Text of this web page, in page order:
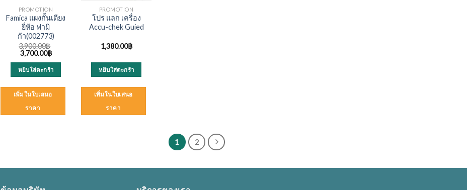
PROMOTION
Famica แผงกั้นเตียง
ยี่ห้อ ฟามิ
ก้า(002773)
3,900.00฿
Original
price
was:
3,900.00฿.
3,700.00฿Current
is:
3,700.00฿.
หยิบใส่ตะกร้า
เพิ่มในใบเสนอ
ราคา
PROMOTION
โปร แลก เครื่อง
Accu-chek Guied
1,380.00฿
หยิบใส่ตะกร้า
เพิ่มในใบเสนอ
ราคา
1 2